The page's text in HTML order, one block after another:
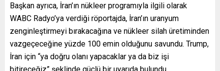
Başkan ayrıca, İran’ın nükleer programıyla ilgili olarak
WABC Radyo’ya verdiği röportajda, İran’ın uranyum
zenginleştirmeyi bırakacağına ve nükleer silah üretiminden
vazgeçeceğine yüzde 100 emin olduğunu savundu. Trump,
İran için “ya doğru olanı yapacaklar ya da biz işi